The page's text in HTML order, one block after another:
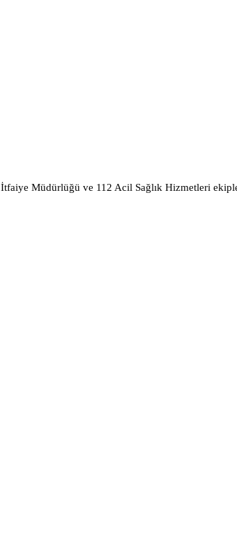
İtfaiye Müdürlüğü ve 112 Acil Sağlık Hizmetleri